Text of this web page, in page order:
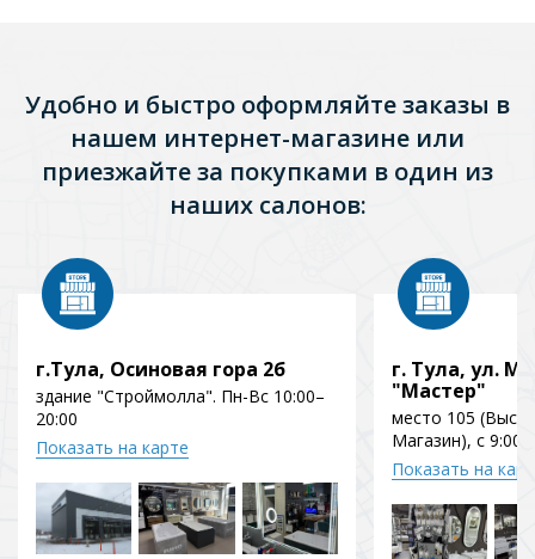
Удобно и быстро оформляйте заказы в
нашем интернет-магазине или
приезжайте за покупками в один из
наших салонов:
г.Тула, Осиновая гора 2б
здание "Строймолла". Пн-Вс 10:00–
20:00
Показать на карте
г. Тула, ул.
"Мастер"
место 105
Магазин), с 9:00
Показать на